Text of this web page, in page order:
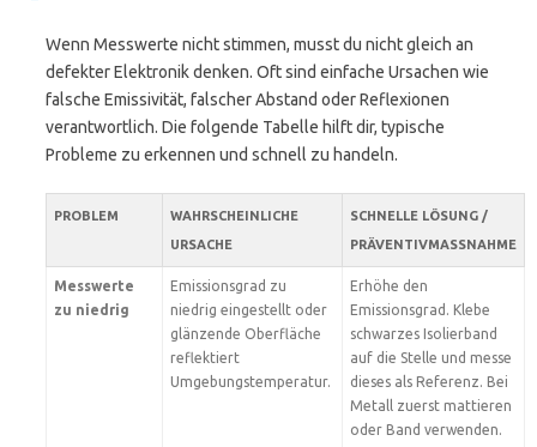
Wenn Messwerte nicht stimmen, musst du nicht gleich an
defekter Elektronik denken. Oft sind einfache Ursachen wie
falsche Emissivität, falscher Abstand oder Reflexionen
verantwortlich. Die folgende Tabelle hilft dir, typische
Probleme zu erkennen und schnell zu handeln.
PROBLEM
WAHRSCHEINLICHE
URSACHE
SCHNELLE LÖSUNG /
PRÄVENTIVMASSNAHME
Messwerte
zu niedrig
Emissionsgrad zu
niedrig eingestellt oder
glänzende Oberfläche
reflektiert
Umgebungstemperatur.
Erhöhe den
Emissionsgrad. Klebe
schwarzes Isolierband
auf die Stelle und messe
dieses als Referenz. Bei
Metall zuerst mattieren
oder Band verwenden.